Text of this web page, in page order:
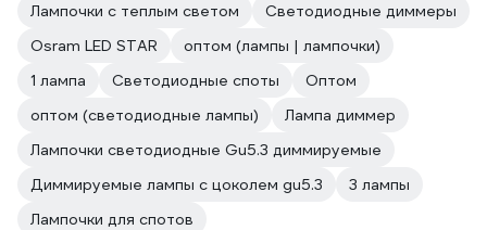
Лампочки с теплым светом
Светодиодные диммеры
Osram LED STAR
оптом (лампы | лампочки)
1 лампа
Светодиодные споты
Оптом
оптом (светодиодные лампы)
Лампа диммер
Лампочки светодиодные Gu5.3 диммируемые
Диммируемые лампы с цоколем gu5.3
3 лампы
Лампочки для спотов